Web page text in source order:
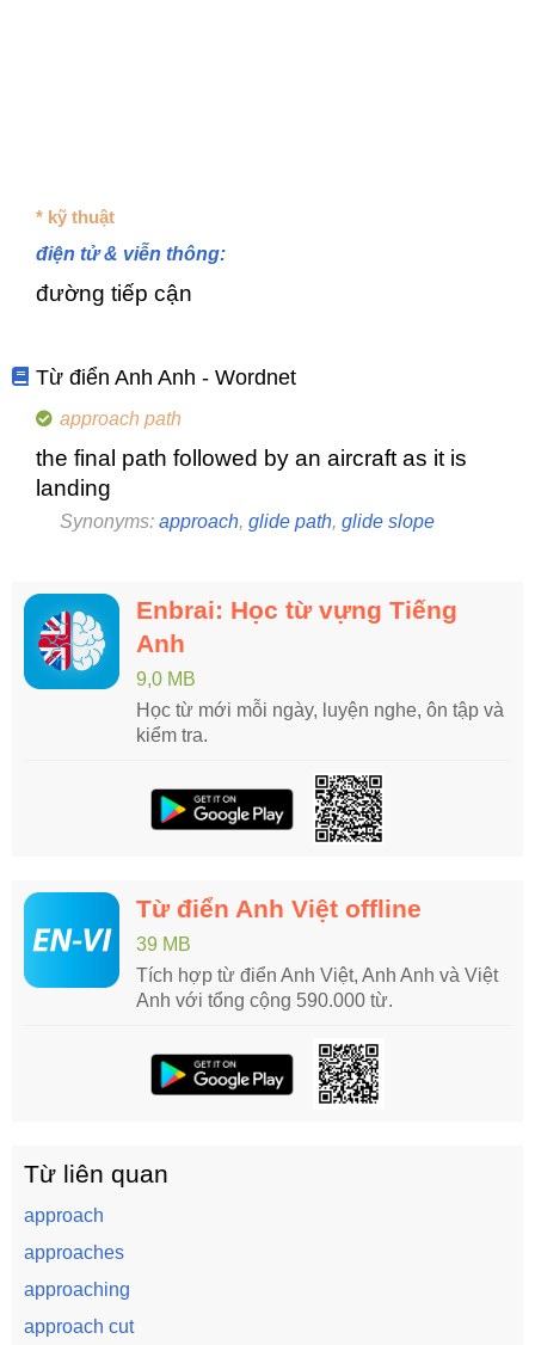
* kỹ thuật
điện tử & viễn thông:
đường tiếp cận
Từ điển Anh Anh - Wordnet
approach path
the final path followed by an aircraft as it is
landing
Synonyms: approach, glide path, glide slope
Enbrai: Học từ vựng Tiếng
Anh
9,0 MB
Học từ mới mỗi ngày, luyện nghe, ôn tập và
kiểm tra.
Từ điển Anh Việt offline
39 MB
Tích hợp từ điển Anh Việt, Anh Anh và Việt
Anh với tổng cộng 590.000 từ.
Từ liên quan
approach
approaches
approaching
approach cut